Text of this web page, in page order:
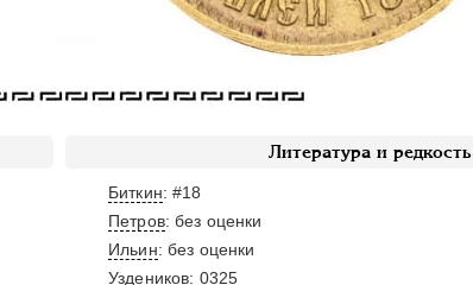
Литература и редкость
Биткин: #18
Петров: без оценки
Ильин: без оценки
Уздеников: 0325